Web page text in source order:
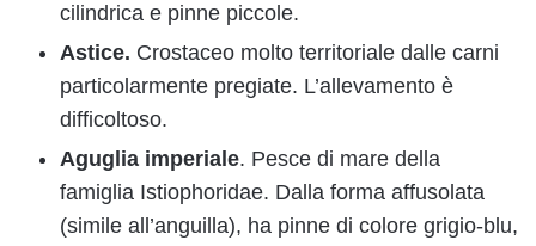
cilindrica e pinne piccole.
Astice. Crostaceo molto territoriale dalle carni
particolarmente pregiate. L’allevamento è
difficoltoso.
Aguglia imperiale. Pesce di mare della
famiglia Istiophoridae. Dalla forma affusolata
(simile all’anguilla), ha pinne di colore grigio-blu,